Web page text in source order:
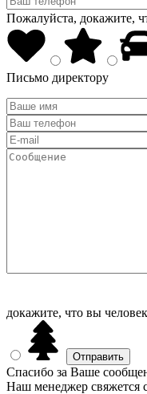
Пожалуйста, докажите,
Письмо директору
докажите, что вы
Спасибо за Ваше
Наш менеджер свяжется